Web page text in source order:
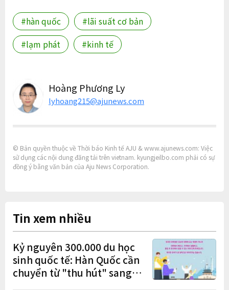
#hàn quốc
#lãi suất cơ bản
#lạm phát
#kinh tế
Hoàng Phương Ly
lyhoang215@ajunews.com
© Bản quyền thuộc về Thời báo Kinh tế AJU & www.ajunews.com: Việc
sử dụng các nội dung đăng tải trên vietnam. kyungjeilbo.com phải có sự
đồng ý bằng văn bản của Aju News Corporation.
Tin xem nhiều
Kỷ nguyên 300.000 du học
sinh quốc tế: Hàn Quốc cần
chuyển từ "thu hút" sang